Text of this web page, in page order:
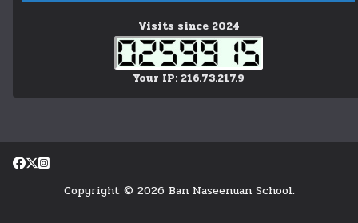
Visits since 2024
Your IP: 216.73.217.9
Copyright © 2026 Ban Naseenuan School.